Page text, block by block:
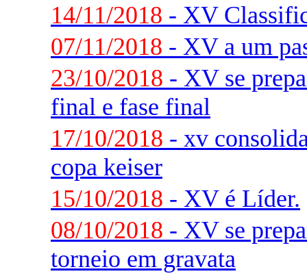
14/11/2018 - XV
07/11/2018 - XV a um
23/10/2018 - XV se
final e fase final
17/10/2018 - xv
copa keiser
15/10/2018 - XV é Líder.
08/10/2018 - XV se
torneio em gravata